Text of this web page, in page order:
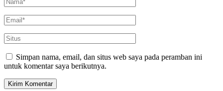
Simpan nama, email, dan situs web saya pada peramban ini
untuk komentar saya berikutnya.